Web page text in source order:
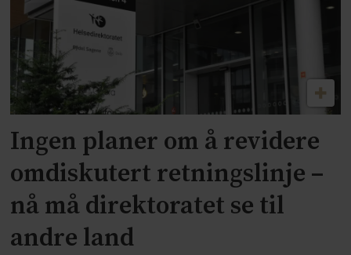
Ingen planer om å revidere
omdiskutert retningslinje –
nå må direktoratet se til
andre land